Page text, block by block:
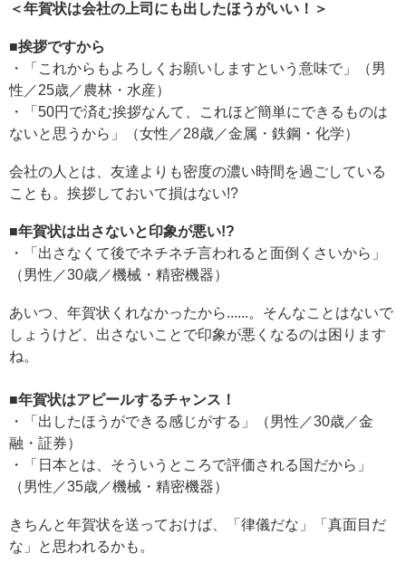
＜年賀状は会社の上司にも出したほうがいい！＞
■挨拶ですから
・「これからもよろしくお願いしますという意味で」（男
性／25歳／農林・水産）
・「50円で済む挨拶なんて、これほど簡単にできるものは
ないと思うから」（女性／28歳／金属・鉄鋼・化学）
会社の人とは、友達よりも密度の濃い時間を過ごしている
ことも。挨拶しておいて損はない!?
■年賀状は出さないと印象が悪い!?
・「出さなくて後でネチネチ言われると面倒くさいから」
（男性／30歳／機械・精密機器）
あいつ、年賀状くれなかったから......。そんなことはないで
しょうけど、出さないことで印象が悪くなるのは困ります
ね。
■年賀状はアピールするチャンス！
・「出したほうができる感じがする」（男性／30歳／金
融・証券）
・「日本とは、そういうところで評価される国だから」
（男性／35歳／機械・精密機器）
きちんと年賀状を送っておけば、「律儀だな」「真面目だ
な」と思われるかも。